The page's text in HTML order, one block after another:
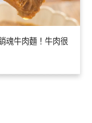
魂牛肉麵！牛肉很